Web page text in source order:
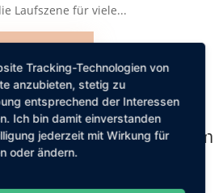
Laufszene für viele...
besten Tipps um fit im
zu sein
|Feb. 5, 2026|Lifestyle
Tracking-Technologien von
anzubieten, stetig zu
entsprechend der Interessen
Ich bin damit einverstanden
jederzeit mit Wirkung für
oder ändern.